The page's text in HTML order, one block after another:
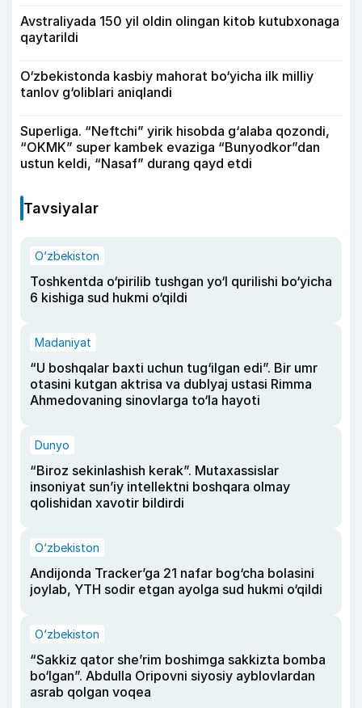
Avstraliyada 150 yil oldin olingan kitob kutubxonaga
qaytarildi
O‘zbekistonda kasbiy mahorat bo‘yicha ilk milliy
tanlov g‘oliblari aniqlandi
Superliga. “Neftchi” yirik hisobda g‘alaba qozondi,
“OKMK” super kambek evaziga “Bunyodkor”dan
ustun keldi, “Nasaf” durang qayd etdi
Tavsiyalar
O‘zbekiston
Toshkentda o‘pirilib tushgan yo‘l qurilishi bo‘yicha
6 kishiga sud hukmi o‘qildi
Madaniyat
“U boshqalar baxti uchun tug‘ilgan edi”. Bir umr
otasini kutgan aktrisa va dublyaj ustasi Rimma
Ahmedovaning sinovlarga to‘la hayoti
Dunyo
“Biroz sekinlashish kerak”. Mutaxassislar
insoniyat sun’iy intellektni boshqara olmay
qolishidan xavotir bildirdi
O‘zbekiston
Andijonda Tracker’ga 21 nafar bog‘cha bolasini
joylab, YTH sodir etgan ayolga sud hukmi o‘qildi
O‘zbekiston
“Sakkiz qator she’rim boshimga sakkizta bomba
bo‘lgan”. Abdulla Oripovni siyosiy ayblovlardan
asrab qolgan voqea